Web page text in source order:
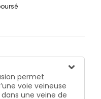
5 compresses en
pour les plaies
Mediset,
étape de
set est à usage
infectieux est
permet
voie veineuse
une veine de